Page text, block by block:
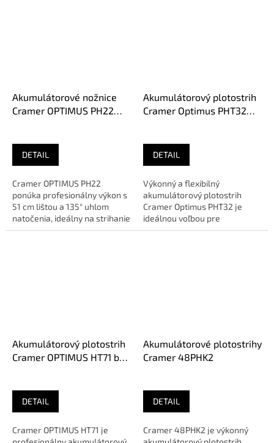
Akumulátorové nožnice
Cramer OPTIMUS PH22
DETAIL
Cramer OPTIMUS PH22
ponúka profesionálny výkon s
51 cm lištou a 135° uhlom
natočenia, ideálny na strihanie
veľkých plôch.🔹 O E...
Akumulátorový plotostrih
Cramer Optimus PHT32
DETAIL
Výkonný a flexibilný
akumulátorový plotostrih
Cramer Optimus PHT32 je
ideálnou voľbou pre
profesionálnych záhradníkov,
Akumulátorový plotostrih
Cramer OPTIMUS HT71 bez
DETAIL
Cramer OPTIMUS HT71 je
Akumulátorové plotostrihy
Cramer 48PHK2
DETAIL
Cramer 48PHK2 je výkonný